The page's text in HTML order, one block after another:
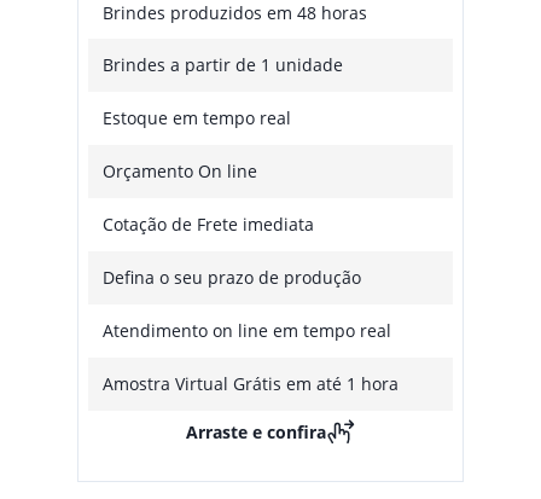
Brindes produzidos em 48 horas
Brindes a partir de 1 unidade
Estoque em tempo real
Orçamento On line
Cotação de Frete imediata
Defina o seu prazo de produção
Atendimento on line em tempo real
Amostra Virtual Grátis em até 1 hora
Arraste e confira